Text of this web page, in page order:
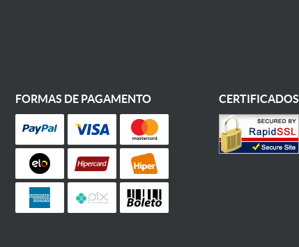
FORMAS DE PAGAMENTO CERTIFICADOS